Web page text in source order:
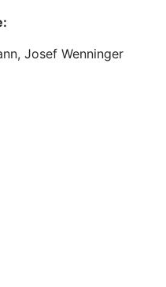
Josef Wenninger